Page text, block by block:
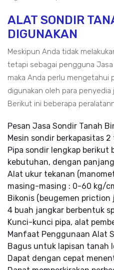
ALAT SONDIR
DIGUNAKAN
Meskipun Anda tidak
tetapi sebagai pengguna
maka Anda perlu mengetahui
digunakan oleh para penyedia
Berikut ini beberapa
Pesan Jasa Sondir Tanah
Mesin sondir berkapasitas 2
Pipa sondir lengkap berikut
kebutuhan, dengan
Alat ukur tekanan
masing-masing : 0-60 kg/
Bikonis (beugemen priction
4 buah jangkar berbentuk
Kunci-kunci pipa, alat
Manfaat Penggunaan Alat
Bagus untuk lapisan tanah
Dapat dengan cepat